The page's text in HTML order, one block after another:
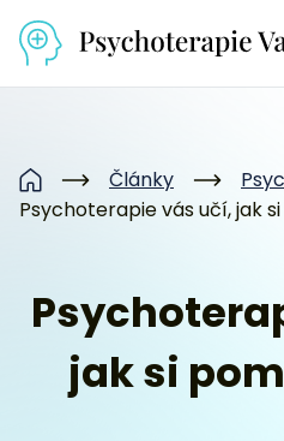
Domů Články
Psychoterapie vás učí, jak
jak si